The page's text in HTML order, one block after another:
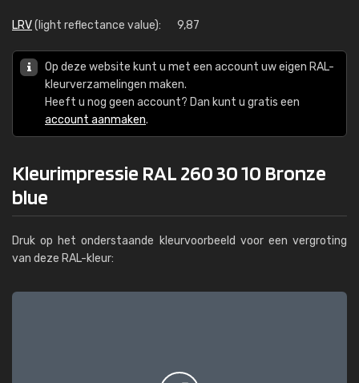
LRV(light reflectance value): 9,87
Op deze website kunt u met een account uw eigen RAL-
kleurverzamelingen maken.
Heeft u nog geen account? Dan kunt u gratis een
account aanmaken.
Kleurimpressie RAL 260 30 10 Bronze
blue
Druk op het onderstaande kleurvoorbeeld voor een vergroting
van deze RAL-kleur: